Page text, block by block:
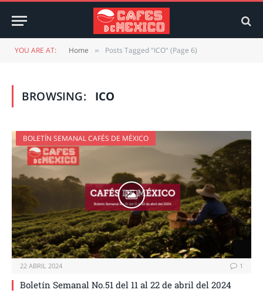
YOU ARE AT: Home » Posts Tagged "ICO" (Page 6)
BROWSING: ICO
BOLETÍN SEMANAL CAFÉS DE MÉXICO
22 ABRIL 2024 1
Boletín Semanal No.51 del 11 al 22 de abril del 2024